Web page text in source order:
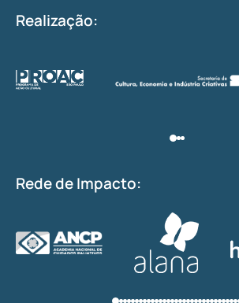
Realização:
Rede de Impacto: